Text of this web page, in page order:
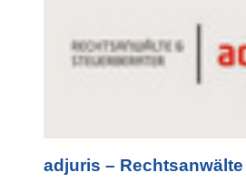
adjuris –